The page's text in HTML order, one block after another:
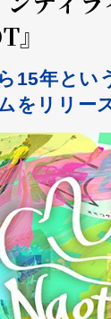
』
15年とい
をリリー